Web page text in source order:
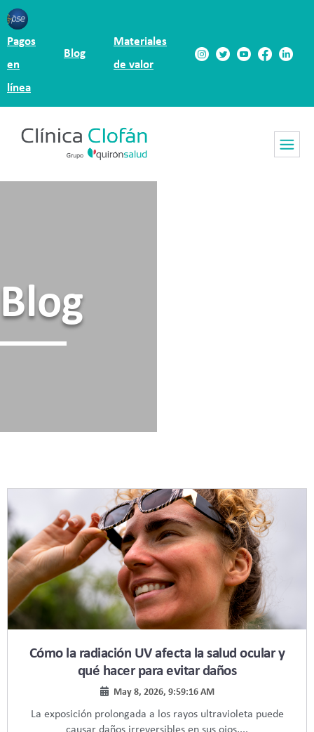
Pagos
en
línea
Blog
Materiales
de valor
Blog
Cómo la radiación UV afecta la salud ocular y
qué hacer para evitar daños
May 8, 2026, 9:59:16 AM
La exposición prolongada a los rayos ultravioleta puede